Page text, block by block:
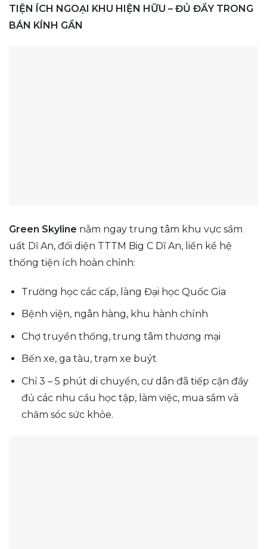
TIỆN ÍCH NGOẠI KHU HIỆN HỮU – ĐỦ ĐẦY TRONG
BÁN KÍNH GẦN
Green Skyline nằm ngay trung tâm khu vực sầm
uất Dĩ An, đối diện TTTM Big C Dĩ An, liền kề hệ
thống tiện ích hoàn chỉnh:
Trường học các cấp, làng Đại học Quốc Gia
Bệnh viện, ngân hàng, khu hành chính
Chợ truyền thống, trung tâm thương mại
Bến xe, ga tàu, trạm xe buýt
Chỉ 3 – 5 phút di chuyển, cư dân đã tiếp cận đầy
đủ các nhu cầu học tập, làm việc, mua sắm và
chăm sóc sức khỏe.